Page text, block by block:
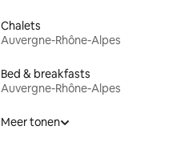
Chalets
Auvergne-Rhône-Alpes
Bed & breakfasts
Auvergne-Rhône-Alpes
Meer tonen